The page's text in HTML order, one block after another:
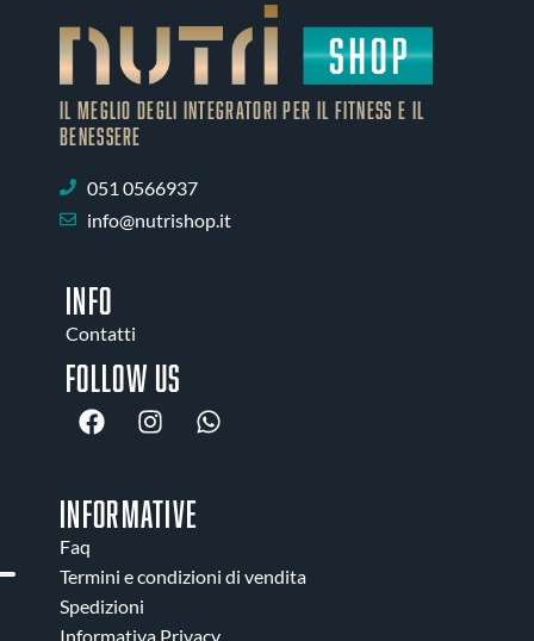
IL MEGLIO DEGLI Integratori PER IL FITNESS E IL
BENESSERE
051 0566937
info@nutrishop.it
INFO
Contatti
Follow us
INFORMATIVE
Faq
Termini e condizioni di vendita
Spedizioni
Informativa Privacy